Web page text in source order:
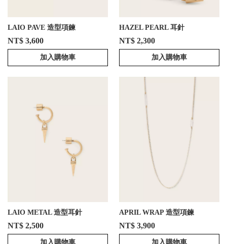
LAIO PAVE 造型項鍊
NT$ 3,600
加入購物車
HAZEL PEARL 耳針
NT$ 2,300
加入購物車
LAIO METAL 造型耳針
NT$ 2,500
加入購物車
APRIL WRAP 造型項鍊
NT$ 3,900
加入購物車